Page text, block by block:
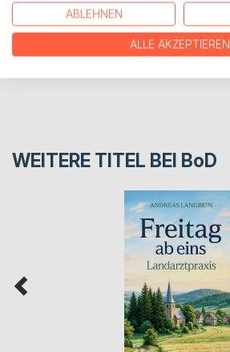
PRESSESTIMMEN
REZENSIONEN
WEITERE TITEL BEI BoD
ABLEHNEN
ALLE AKZEPTIEREN